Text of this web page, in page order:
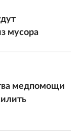
мусора
медпомощи